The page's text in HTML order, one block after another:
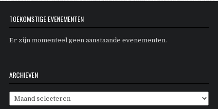
TOEKOMSTIGE EVENEMENTEN
Er zijn momenteel geen aanstaande evenementen.
ARCHIEVEN
Archieven